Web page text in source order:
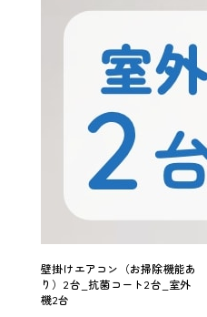
壁掛けエアコン（お掃除機能あ
り）2台_抗菌コート2台_室外
機2台